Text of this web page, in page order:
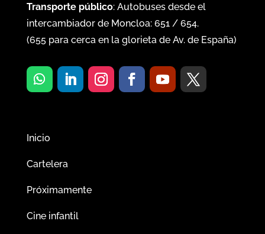
Transporte público: Autobuses desde el
intercambiador de Moncloa: 651/ 654.
(655para cerca en la glorieta de Av. de España)
Inicio
Cartelera
Próximamente
Cine infantil